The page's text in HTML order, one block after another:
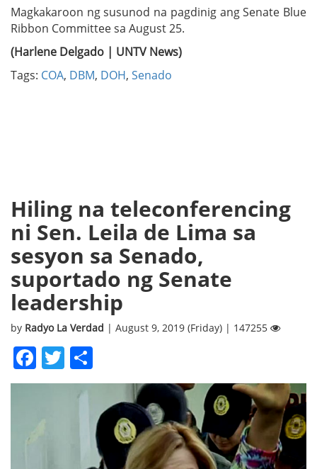
Magkakaroon ng susunod na pagdinig ang Senate Blue
Ribbon Committee sa August 25.
(Harlene Delgado | UNTV News)
Tags: COA, DBM, DOH, Senado
Hiling na teleconferencing
ni Sen. Leila de Lima sa
sesyon sa Senado,
suportado ng Senate
leadership
by Radyo La Verdad | August 9, 2019 (Friday) | 147255
Facebook
Twitter